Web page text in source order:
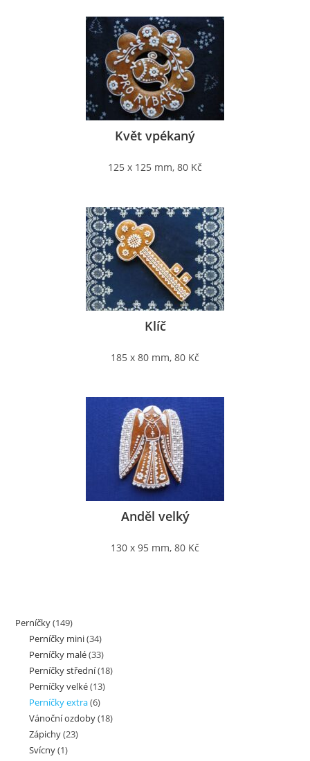
Květ vpékaný
125 x 125 mm, 80 Kč
Klíč
185 x 80 mm, 80 Kč
Anděl velký
130 x 95 mm, 80 Kč
Perníčky(149)
Perníčky mini(34)
Perníčky malé(33)
Perníčky střední(18)
Perníčky velké(13)
Perníčky extra(6)
Vánoční ozdoby(18)
Zápichy(23)
Svícny(1)